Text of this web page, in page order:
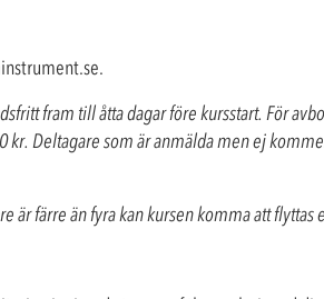
.
fram till åtta dagar före kursstart. För
Deltagare som är anmälda men ej
är färre än fyra kan kursen komma att flyttas